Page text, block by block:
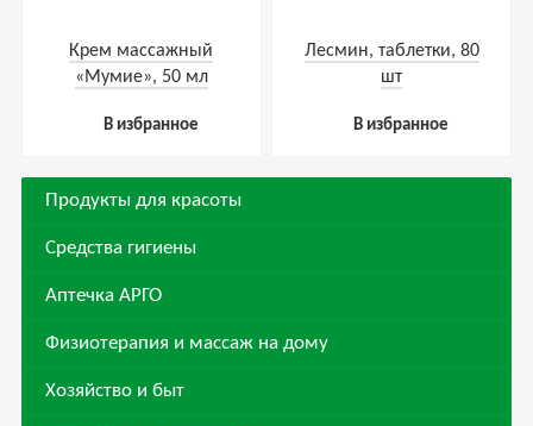
Крем массажный
«Мумие», 50 мл
В избранное
Лесмин, таблетки, 80
шт
В избранное
Продукты для красоты
Средства гигиены
Аптечка АРГО
Физиотерапия и массаж на дому
Хозяйство и быт